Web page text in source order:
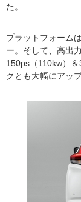
た。
プラットフォーム
ー。そして、高出
150ps（110kw）
クとも大幅にアッ